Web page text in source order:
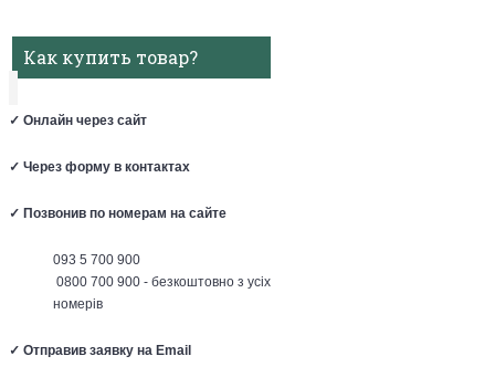
Как купить товар?
✓ Онлайн через сайт
✓ Через форму в контактах
✓ Позвонив по номерам на сайте
093 5 700 900
0800 700 900 - безкоштовно з усіх
номерів
✓ Отправив заявку на Email